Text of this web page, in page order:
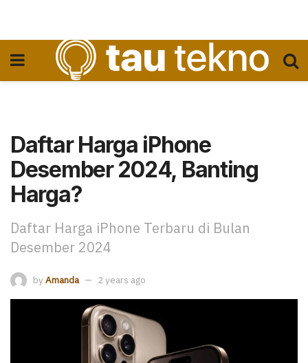
Daftar Harga iPhone
Desember 2024, Banting
Harga?
Daftar Harga iPhone Terbaru di Bulan
Desember 2024
by Amanda 2 years ago